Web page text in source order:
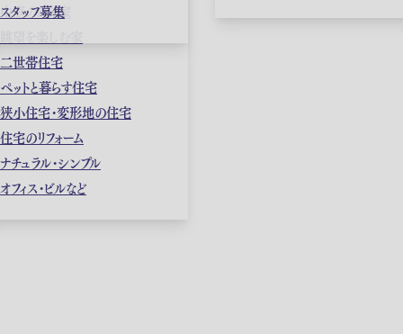
中庭のある家
二世帯住宅
ペットと暮らす住宅
狭小住宅・変形地の住宅
住宅のリフォーム
ナチュラル・シンプル
オフィス・ビルなど
スタッフ募集